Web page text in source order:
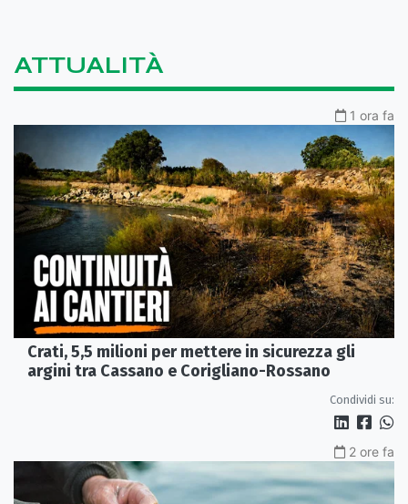
ATTUALITÀ
1 ora fa
Crati, 5,5 milioni per mettere in sicurezza gli
argini tra Cassano e Corigliano-Rossano
Condividi su:
2 ore fa